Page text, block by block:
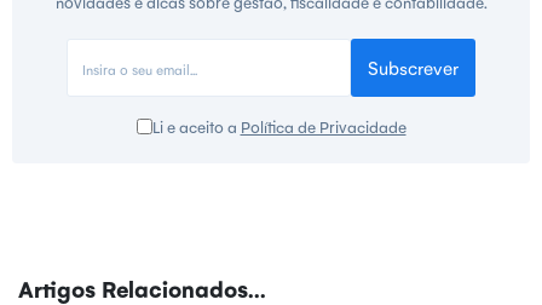
Subscrever
Li e aceito a Política de Privacidade
Artigos Relacionados...